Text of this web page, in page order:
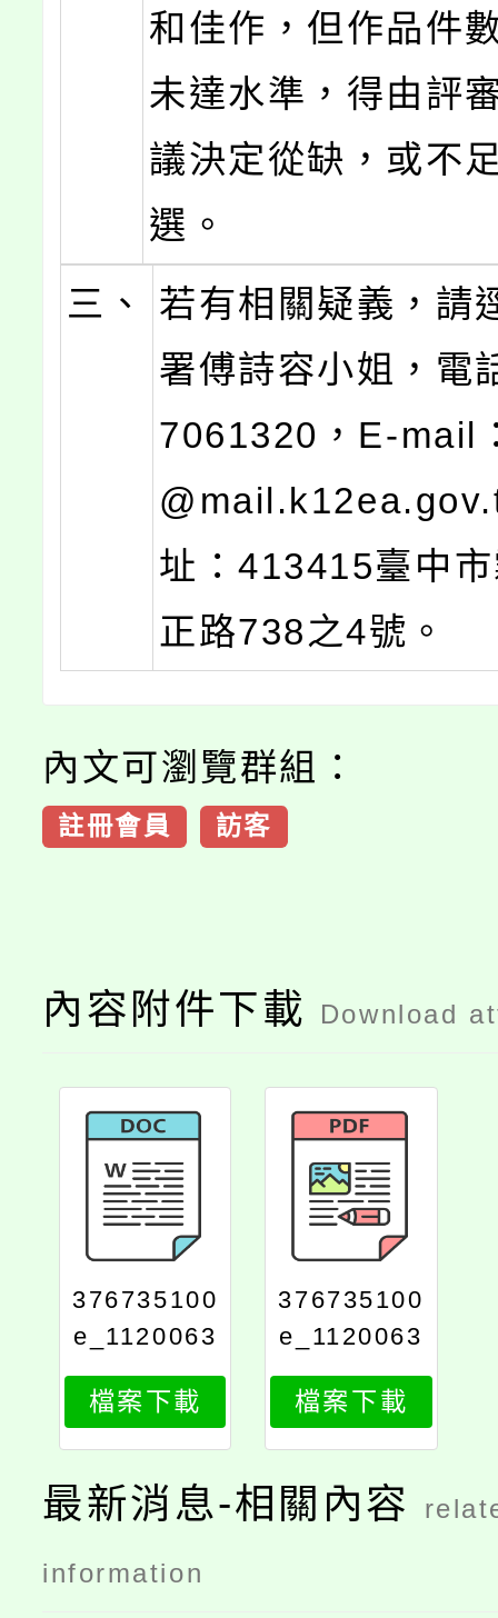
和佳作，但作品件
未達水準，得由評
議決定從缺，或不
選。
三、
若有相關疑義，請
署傅詩容小姐，電
7061320，E-mail
址：413415臺中
正路738之4號。
內文可瀏覽群組：
註冊會員 訪客
內容附件下載 Download
376735100
e_1120063
152_attach
2
檔案下載
376735100
e_1120063
152_attach
1
檔案下載
最新消息-相關內容
information